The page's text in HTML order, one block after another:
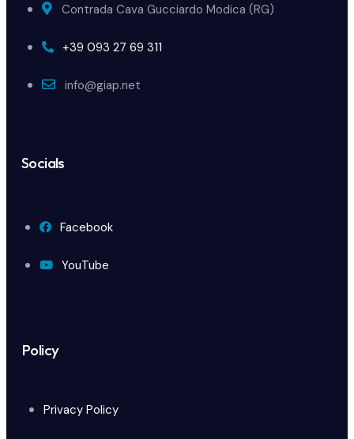
Contrada Cava Gucciardo Modica (RG)
+39 093 27 69 311
info@giap.net
Socials
Facebook
YouTube
Policy
Privacy Policy